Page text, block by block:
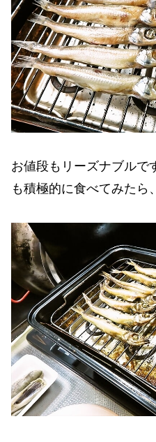
お値段もリーズナブルで
も積極的に食べてみたら